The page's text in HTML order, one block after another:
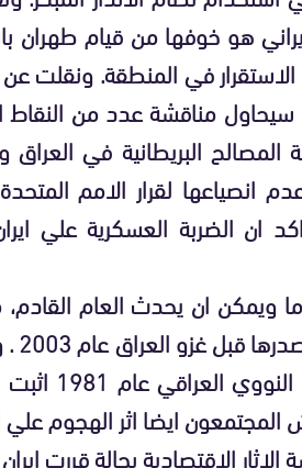
هو خوفها من قيام طهران
الاستقرار في المنطقة. ونقلت
سيحاول مناقشة عدد من النقاط
المصالح البريطانية في العراق
انصياعها لقرار الامم
ان الضربة العسكرية علي
ويمكن ان يحدث العام
نفذته
ايضا اثر الهجوم علي
الاقتصادية بحالة قررت